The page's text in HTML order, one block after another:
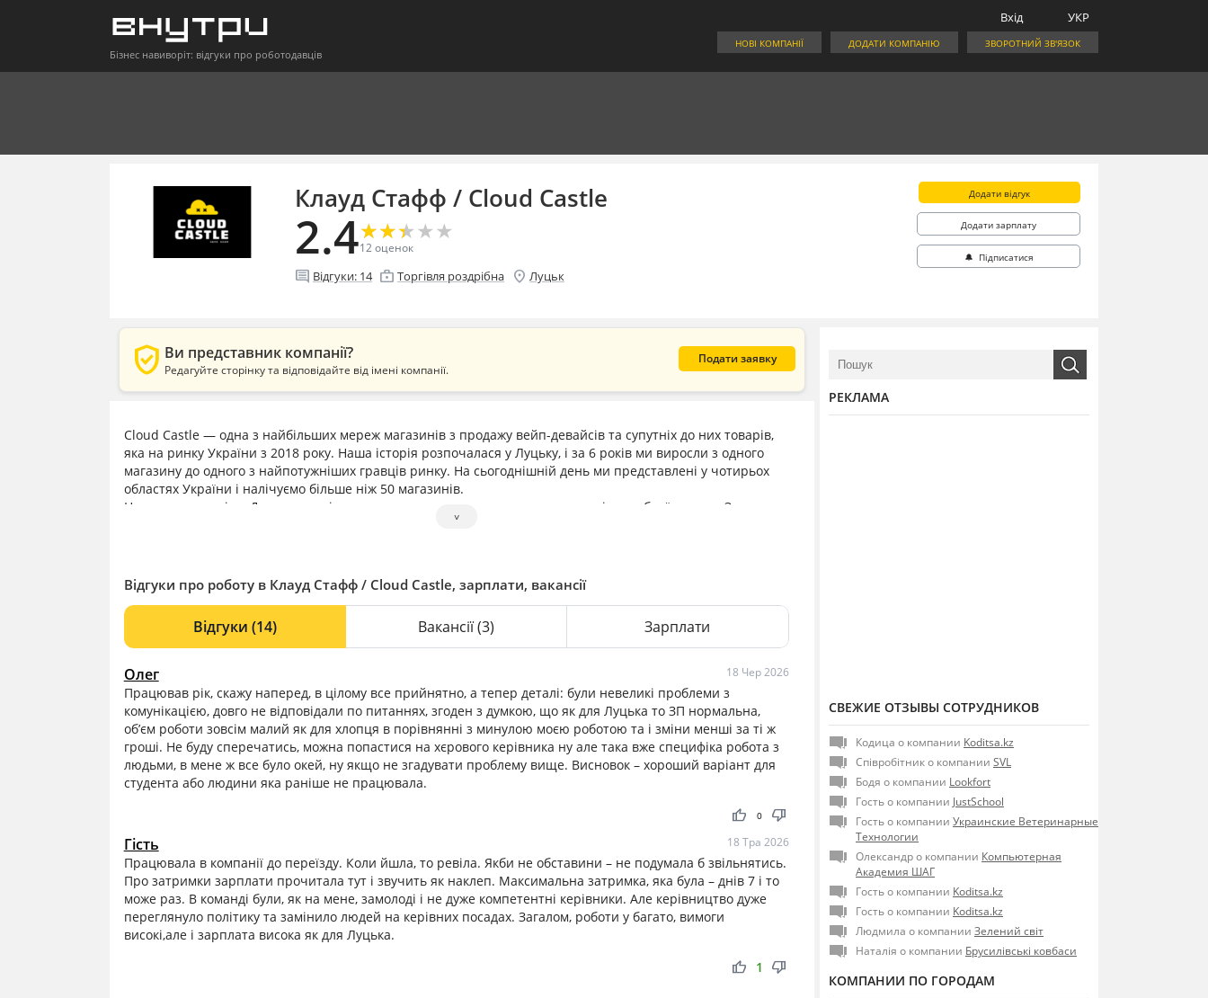
Бізнес навиворіт: відгуки про роботодавців
УКР
Вхід
ЗВОРОТНИЙ ЗВ'ЯЗОК
ДОДАТИ КОМПАНІЮ
НОВІ КОМПАНІЇ
Клауд Стафф / Cloud Castle
2.4★
★★
★★
★★
★★
★
12оценок
comment Відгуки: 14 enterprise Торгівля роздрібна location_on Луцьк
Додати відгук
Додати зарплату
🔔 Підписатися
verified_user Ви представник компанії?
Редагуйте сторінку та відповідайте від імені компанії.
Подати заявку
Cloud Castle — одна з найбільших мереж магазинів з продажу вейп-девайсів та супутніх до них товарів,
яка на ринку України з 2018 року. Наша історія розпочалася у Луцьку, і за 6 років ми виросли з одного
магазину до одного з найпотужніших гравців ринку. На сьогоднішній день ми представлені у чотирьох
областях України і налічуємо більше ніж 50 магазинів.
Наша основна ціль: Допомогти нікотинозалежним людям зменшити шкоду від пагубної звички. За
декілька років ми зрозуміли, що займаємося своєю справою і робимо корисні речі. Ми ні в якому разі не
˅
Відгуки про роботу в Клауд Стафф / Cloud Castle, зарплати, вакансії
Відгуки (14) Вакансії(3) Зарплати
Олег 18 Чер 2026
Працював рік, скажу наперед, в цілому все прийнятно, а тепер деталі: були невеликі проблеми з
комунікацією, довго не відповідали по питаннях, згоден з думкою, що як для Луцька то ЗП нормальна,
об’єм роботи зовсім малий як для хлопця в порівнянні з минулою моєю роботою та і зміни менші за ті ж
гроші. Не буду сперечатись, можна попастися на хєрового керівника ну але така вже специфіка робота з
людьми, в мене ж все було окей, ну якщо не згадувати проблему вище. Висновок – хороший варіант для
студента або людини яка раніше не працювала.
thumb_up thumb_down
0
Гість 18 Тра 2026
Працювала в компанії до переїзду. Коли йшла, то ревіла. Якби не обставини – не подумала б звільнятись.
Про затримки зарплати прочитала тут і звучить як наклеп. Максимальна затримка, яка була – днів 7 і то
може раз. В команді були, як на мене, замолоді і не дуже компетентні керівники. Але керівництво дуже
переглянуло політику та замінило людей на керівних посадах. Загалом, роботи у багато, вимоги
високі,але і зарплата висока як для Луцька.
thumb_up thumb_down
1
РЕКЛАМА
СВЕЖИЕ ОТЗЫВЫ СОТРУДНИКОВ
Кодица о компании Koditsa.kz
Співробітник о компании SVL
Бодя о компании Lookfort
Гость о компании JustSchool
Гость о компании Украинские Ветеринарные
Технологии
Олександр о компании Компьютерная
Академия ШАГ
Гость о компании Koditsa.kz
Гость о компании Koditsa.kz
Людмила о компании Зелений світ
Наталія о компании Брусилівські ковбаси
КОМПАНИИ ПО ГОРОДАМ